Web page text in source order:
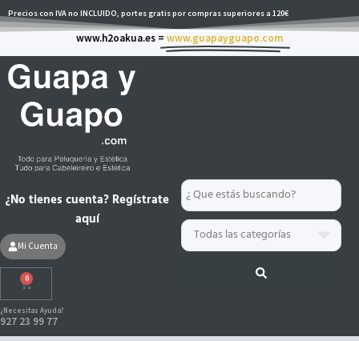
al
Precios con IVA no INCLUIDO, portes gratis por compras superiores a 120€
www.h2oakua.es = www.guapayguapo.com
Search
...
¿No tienes cuenta? Regístrate
aquí
Mi Cuenta
0
Carrito
¿Necesitas Ayuda?
927 23 99 77